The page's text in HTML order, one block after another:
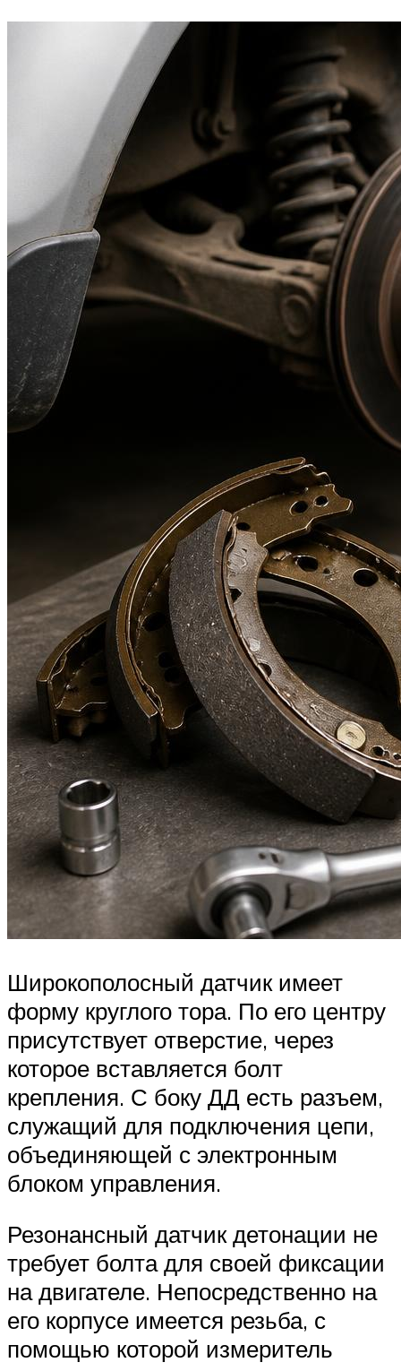
Широкополосный датчик имеет
форму круглого тора. По его центру
присутствует отверстие, через
которое вставляется болт
крепления. С боку ДД есть разъем,
служащий для подключения цепи,
объединяющей с электронным
блоком управления.
Резонансный датчик детонации не
требует болта для своей фиксации
на двигателе. Непосредственно на
его корпусе имеется резьба, с
помощью которой измеритель